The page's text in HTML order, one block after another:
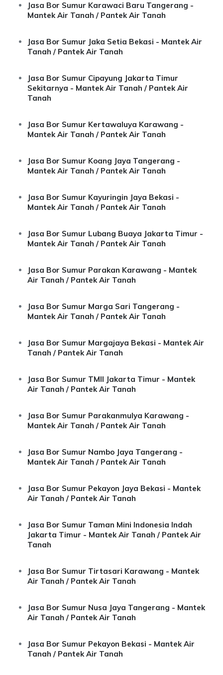
Jasa Bor Sumur Karawaci Baru Tangerang -
Mantek Air Tanah / Pantek Air Tanah
Jasa Bor Sumur Jaka Setia Bekasi - Mantek Air
Tanah / Pantek Air Tanah
Jasa Bor Sumur Cipayung Jakarta Timur
Sekitarnya - Mantek Air Tanah / Pantek Air
Tanah
Jasa Bor Sumur Kertawaluya Karawang -
Mantek Air Tanah / Pantek Air Tanah
Jasa Bor Sumur Koang Jaya Tangerang -
Mantek Air Tanah / Pantek Air Tanah
Jasa Bor Sumur Kayuringin Jaya Bekasi -
Mantek Air Tanah / Pantek Air Tanah
Jasa Bor Sumur Lubang Buaya Jakarta Timur -
Mantek Air Tanah / Pantek Air Tanah
Jasa Bor Sumur Parakan Karawang - Mantek
Air Tanah / Pantek Air Tanah
Jasa Bor Sumur Marga Sari Tangerang -
Mantek Air Tanah / Pantek Air Tanah
Jasa Bor Sumur Margajaya Bekasi - Mantek Air
Tanah / Pantek Air Tanah
Jasa Bor Sumur TMII Jakarta Timur - Mantek
Air Tanah / Pantek Air Tanah
Jasa Bor Sumur Parakanmulya Karawang -
Mantek Air Tanah / Pantek Air Tanah
Jasa Bor Sumur Nambo Jaya Tangerang -
Mantek Air Tanah / Pantek Air Tanah
Jasa Bor Sumur Pekayon Jaya Bekasi - Mantek
Air Tanah / Pantek Air Tanah
Jasa Bor Sumur Taman Mini Indonesia Indah
Jakarta Timur - Mantek Air Tanah / Pantek Air
Tanah
Jasa Bor Sumur Tirtasari Karawang - Mantek
Air Tanah / Pantek Air Tanah
Jasa Bor Sumur Nusa Jaya Tangerang - Mantek
Air Tanah / Pantek Air Tanah
Jasa Bor Sumur Pekayon Bekasi - Mantek Air
Tanah / Pantek Air Tanah